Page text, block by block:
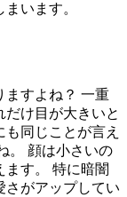
います。
ますよね？ 一重
け目が大きいと
同じことが言え
。 顔は小さいの
ます。 特に暗闇
さがアップしてい